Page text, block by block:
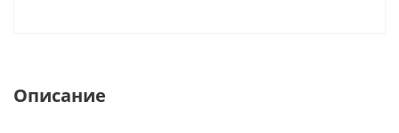
Описание